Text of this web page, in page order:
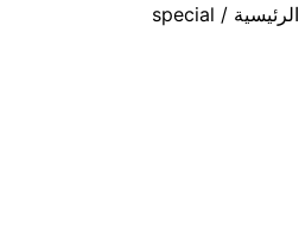
الرئيسية / special